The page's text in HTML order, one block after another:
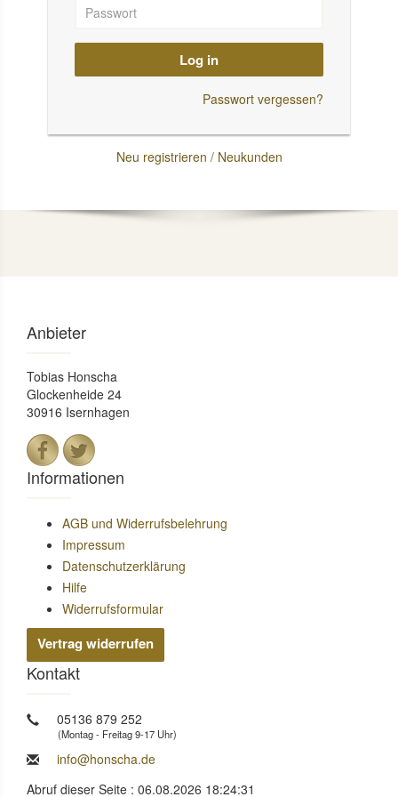
Log in
Passwort vergessen?
Neu registrieren / Neukunden
Anbieter
Tobias Honscha
Glockenheide 24
30916 Isernhagen
Informationen
AGB und Widerrufsbelehrung
Impressum
Datenschutzerklärung
Hilfe
Widerrufsformular
Vertrag widerrufen
Kontakt
05136 879 252
(Montag - Freitag 9-17 Uhr)
info@honscha.de
Abruf dieser Seite : 06.08.2026 18:24:31